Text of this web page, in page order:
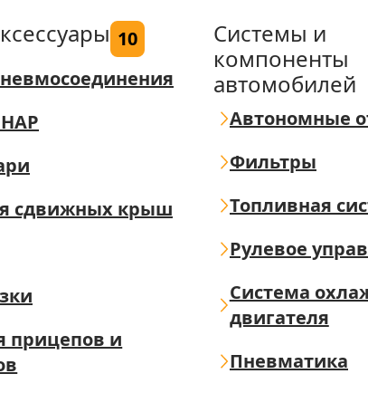
10
сдвижных крыш
прицепов и
Системы и
компоненты
автомобилей
Автономные
Фильтры
Топливная
Рулевое
Система
двигателя
Пневматика